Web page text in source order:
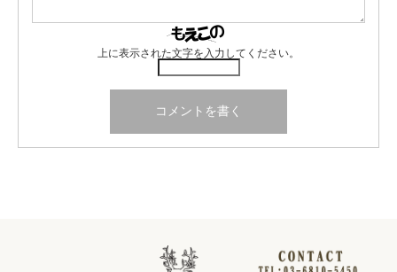
上に表示された文字を入力してください。